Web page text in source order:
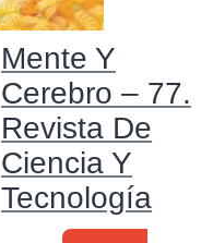
Ciencia
Mente Y
Cerebro – 77.
Revista De
Ciencia Y
Tecnología